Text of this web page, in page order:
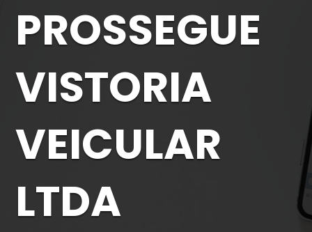
PROSSEGUE
VISTORIA
VEICULAR
LTDA